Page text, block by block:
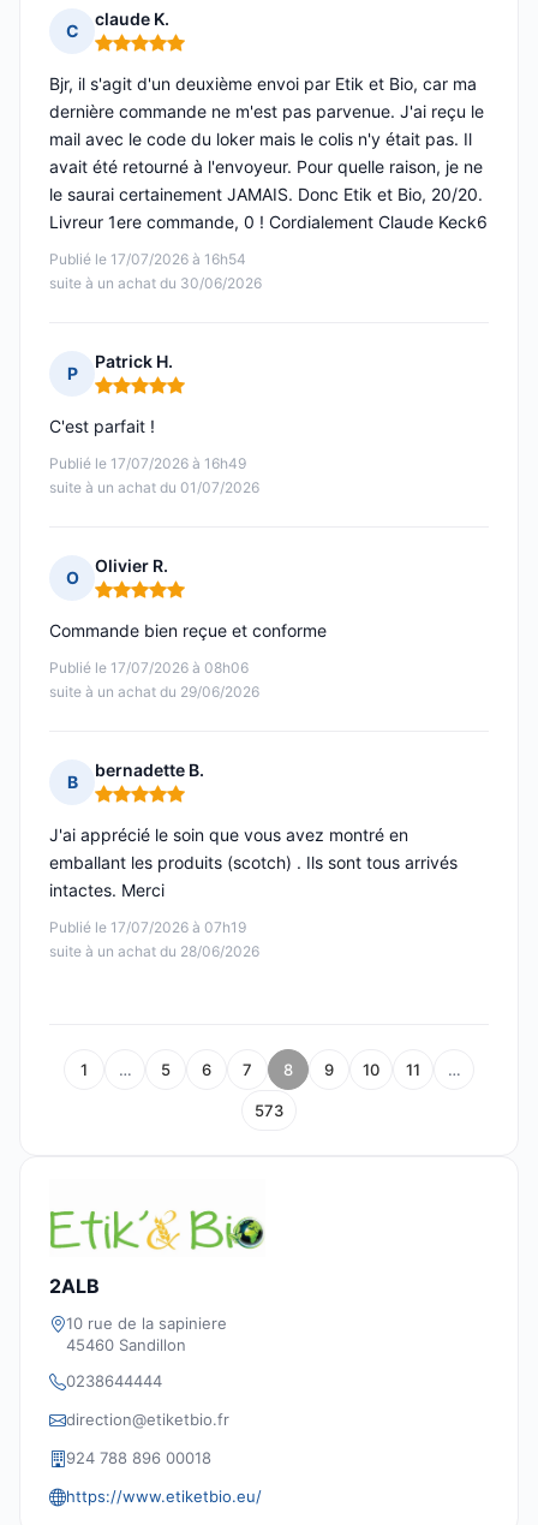
C
claude K.
Note : 5 sur 5
Publié le 17/07/2026 à 16h54
suite à un achat du 30/06/2026
Bjr, il s'agit d'un deuxième envoi par Etik et Bio, car ma
dernière commande ne m'est pas parvenue. J'ai reçu le
mail avec le code du loker mais le colis n'y était pas. Il
avait été retourné à l'envoyeur. Pour quelle raison, je ne
le saurai certainement JAMAIS. Donc Etik et Bio, 20/20.
Livreur 1ere commande, 0 ! Cordialement Claude Keck6
P
Patrick H.
Note : 5 sur 5
Publié le 17/07/2026 à 16h49
suite à un achat du 01/07/2026
C'est parfait !
O
Olivier R.
Note : 5 sur 5
Publié le 17/07/2026 à 08h06
suite à un achat du 29/06/2026
Commande bien reçue et conforme
B
bernadette B.
Note : 5 sur 5
Publié le 17/07/2026 à 07h19
suite à un achat du 28/06/2026
J'ai apprécié le soin que vous avez montré en
emballant les produits (scotch) . Ils sont tous arrivés
intactes. Merci
1 … 5 6 7 8 9 10 11 …
573
2ALB
10 rue de la sapiniere
45460 Sandillon
0238644444
direction@etiketbio.fr
924 788 896 00018
https://www.etiketbio.eu/